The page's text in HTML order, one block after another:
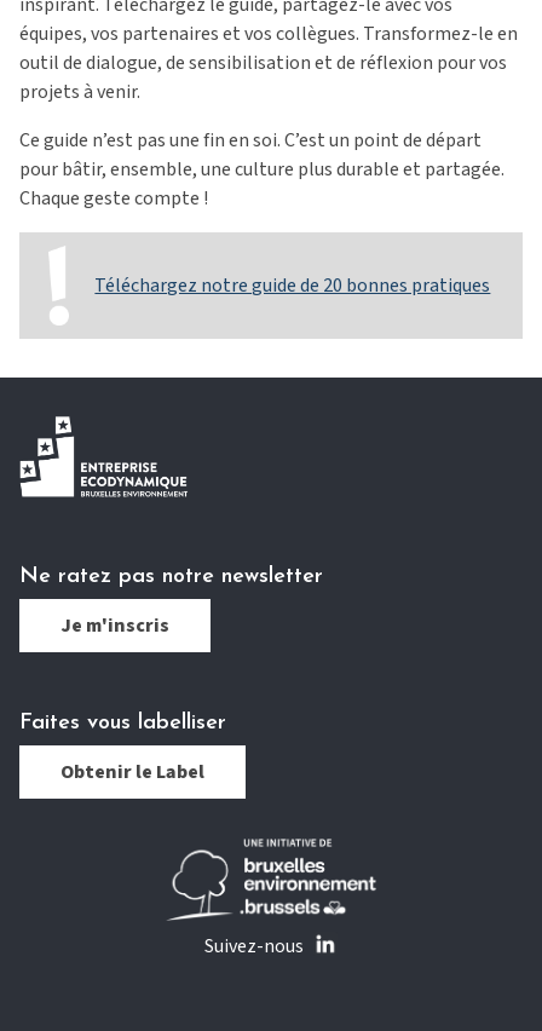
équipes, vos partenaires et vos collègues. Transformez-le en
outil de dialogue, de sensibilisation et de réflexion pour vos
projets à venir.
Ce guide n’est pas une fin en soi. C’est un point de départ
pour bâtir, ensemble, une culture plus durable et partagée.
Chaque geste compte !
Téléchargez notre guide de 20 bonnes pratiques
Ne ratez pas notre newsletter
Je m'inscris
Faites vous labelliser
Obtenir le Label
Suivez-nous